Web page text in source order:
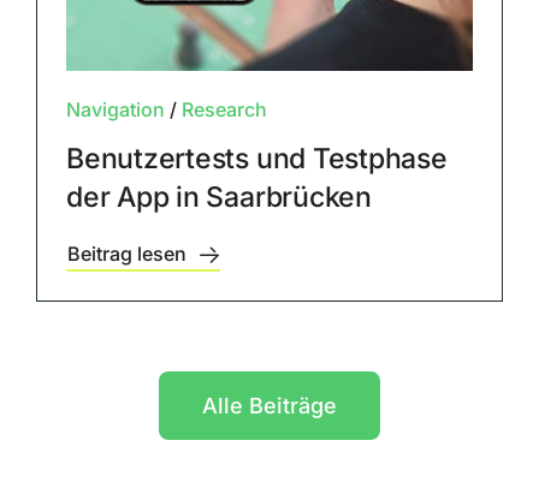
Navigation / Research
Benutzertests und Testphase
der App in Saarbrücken
Beitrag lesen
Alle Beiträge